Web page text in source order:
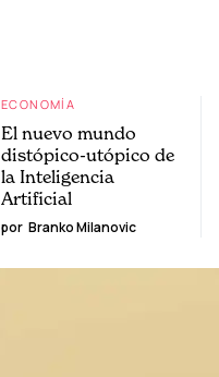
ECONOMÍA
El nuevo mundo
distópico-utópico de
la Inteligencia
Artificial
por Branko Milanovic